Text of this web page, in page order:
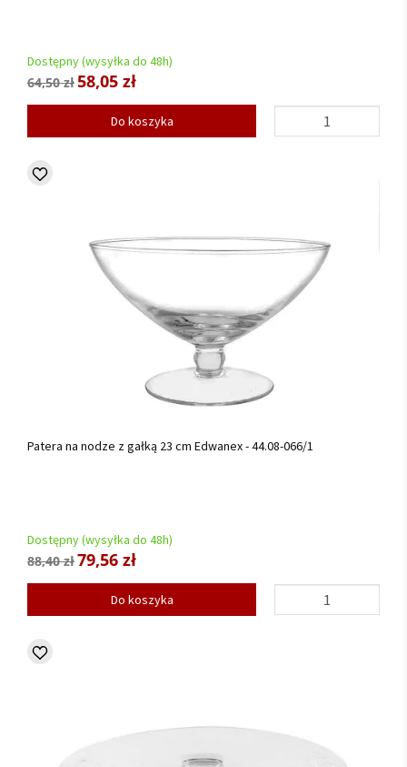
Dostępny (wysyłka do 48h)
64,50 zł58,05 zł
Do koszyka
Patera na nodze z gałką 23 cm Edwanex - 44.08-066/1
Dostępny (wysyłka do 48h)
88,40 zł79,56 zł
Do koszyka